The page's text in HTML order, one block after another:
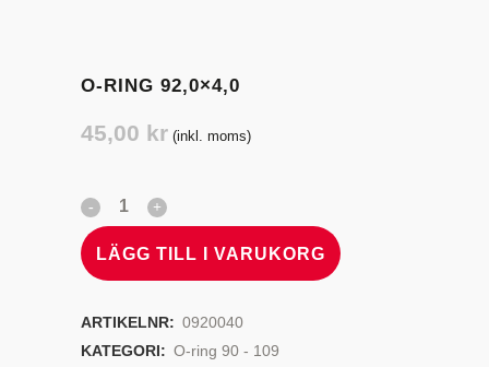
O-RING 92,0×4,0
45,00 kr (inkl. moms)
LÄGG TILL I VARUKORG
ARTIKELNR: 0920040
KATEGORI: O-ring 90 - 109